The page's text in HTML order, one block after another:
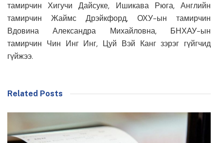
тамирчин Хигучи Дайсуке, Ишикава Рюга, Английн
тамирчин Жаймс Дрэйкфорд, ОХУ-ын тамирчин
Вдовина Александра Михайловна, БНХАУ-ын
тамирчин Чин Инг Инг, Цуй Вэй Канг зэрэг гүйгчид
гүйжээ.
Related Posts